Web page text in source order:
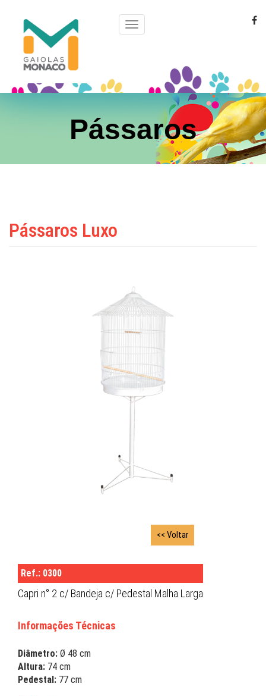
menu
Pássaros
Pássaros Luxo
<< Voltar
Ref.: 0300
Capri n° 2 c/ Bandeja c/ Pedestal Malha Larga
Informações Técnicas
Diâmetro: Ø 48 cm
Altura: 74 cm
Pedestal: 77 cm